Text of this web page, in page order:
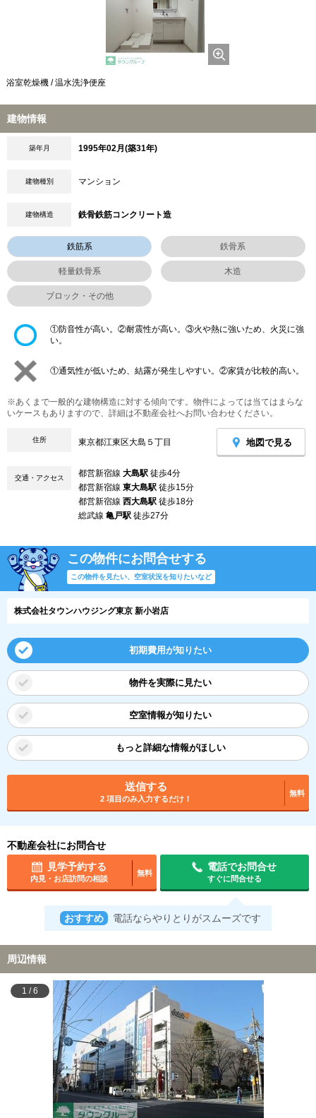
浴室乾燥機 / 温水洗浄便座
建物情報
築年月 1995年02月(築31年)
建物種別 マンション
建物構造 鉄骨鉄筋コンクリート造
鉄筋系 鉄骨系
軽量鉄骨系 木造
ブロック・その他
①防音性が高い。②耐震性が高い。③火や熱に強いため、火災に強
い。
①通気性が低いため、結露が発生しやすい。②家賃が比較的高い。
※あくまで一般的な建物構造に対する傾向です。物件によっては当てはまらな
いケースもありますので、詳細は不動産会社へお問い合わせください。
住所 東京都江東区大島５丁目 地図で見る
交通・アクセス 都営新宿線 大島駅 徒歩4分
都営新宿線 東大島駅 徒歩15分
都営新宿線 西大島駅 徒歩18分
総武線 亀戸駅 徒歩27分
この物件にお問合せする
この物件を見たい、空室状況を知りたいなど
株式会社タウンハウジング東京 新小岩店
初期費用が知りたい
物件を実際に見たい
空室情報が知りたい
もっと詳細な情報がほしい
送信する
2 項目のみ入力するだけ！
無料
不動産会社にお問合せ
見学予約する
内見・お店訪問の相談
無料
電話でお問合せ
すぐに問合せる
おすすめ 電話ならやりとりがスムーズです
周辺情報
1 /6